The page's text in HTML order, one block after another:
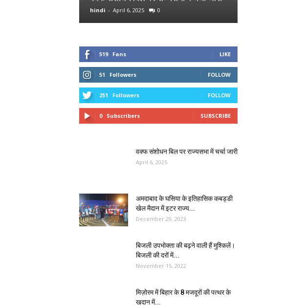
hindi - April 6, 2025 0
519 Fans LIKE
51 Followers FOLLOW
251 Followers FOLLOW
0 Subscribers SUBSCRIBE
वक्फ संशोधन बिल पर राज्यसभा में चर्चा जारी
April 6, 2025
अमदाबाद के घसिया के इतिहासिक कबड्डी
खेल मैदान में इटर राज्य...
December 29, 2023
बिजली उपभोक्ता की बढ़ने वाली हैं मुश्किलें।
बिजली की दरों में...
November 15, 2022
मिज़ोरम में बिहार के 8 मजदूरों की पत्थर के
खदान में...